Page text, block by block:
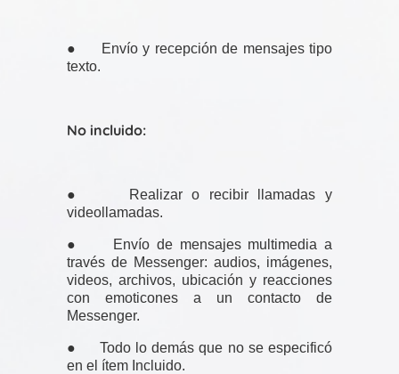
● Envío y recepción de mensajes tipo
texto.
No incluido:
● Realizar o recibir llamadas y
videollamadas.
● Envío de mensajes multimedia a
través de Messenger: audios, imágenes,
videos, archivos, ubicación y reacciones
con emoticones a un contacto de
Messenger.
● Todo lo demás que no se especificó
en el ítem Incluido.